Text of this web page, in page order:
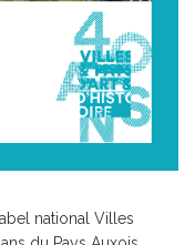
national Villes